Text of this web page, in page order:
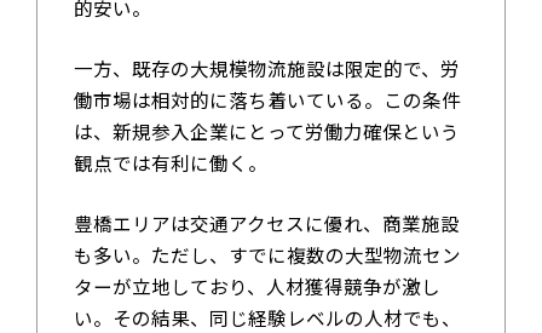
的安い。
一方、既存の大規模物流施設は限定的で、労
働市場は相対的に落ち着いている。この条件
は、新規参入企業にとって労働力確保という
観点では有利に働く。
豊橋エリアは交通アクセスに優れ、商業施設
も多い。ただし、すでに複数の大型物流セン
ターが立地しており、人材獲得競争が激し
い。その結果、同じ経験レベルの人材でも、